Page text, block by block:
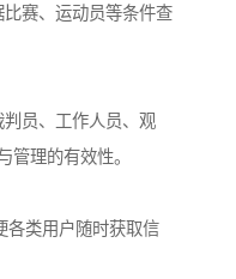
赛、运动员等条件查
员、工作人员、观
管理的有效性。
各类用户随时获取信